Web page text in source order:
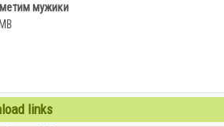
мужики
links